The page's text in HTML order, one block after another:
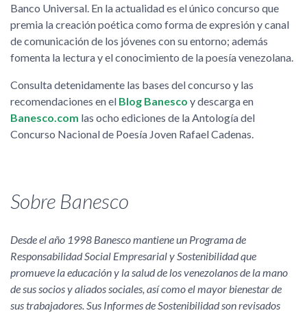
Banco Universal. En la actualidad es el único concurso que
premia la creación poética como forma de expresión y canal
de comunicación de los jóvenes con su entorno; además
fomenta la lectura y el conocimiento de la poesía venezolana.
Consulta detenidamente las bases del concurso y las
recomendaciones en el Blog Banesco y descarga en
Banesco.com las ocho ediciones de la Antología del
Concurso Nacional de Poesía Joven Rafael Cadenas.
Sobre Banesco
Desde el año 1998 Banesco mantiene un Programa de
Responsabilidad Social Empresarial y Sostenibilidad que
promueve la educación y la salud de los venezolanos de la mano
de sus socios y aliados sociales, así como el mayor bienestar de
sus trabajadores. Sus Informes de Sostenibilidad son revisados